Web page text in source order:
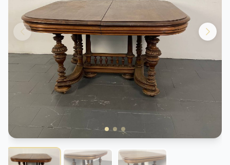
ЭКСКУРСИИ
РЕСТАВРАЦИЯ
КУРСЫ ПО РЕСТАВРАЦИИ
КОНТАКТЫ
ДОСТАВКА И ОПЛАТА